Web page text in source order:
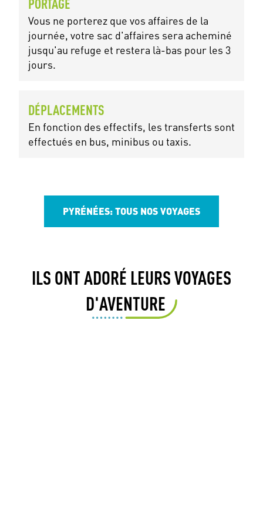
Vous ne porterez que vos affaires de la
journée, votre sac d'affaires sera acheminé
jusqu'au refuge et restera là-bas pour les 3
jours.
DÉPLACEMENTS
En fonction des effectifs, les transferts sont
effectués en bus, minibus ou taxis.
PYRÉNÉES: TOUS NOS VOYAGES
ILS ONT ADORÉ LEURS VOYAGES
D'AVENTURE